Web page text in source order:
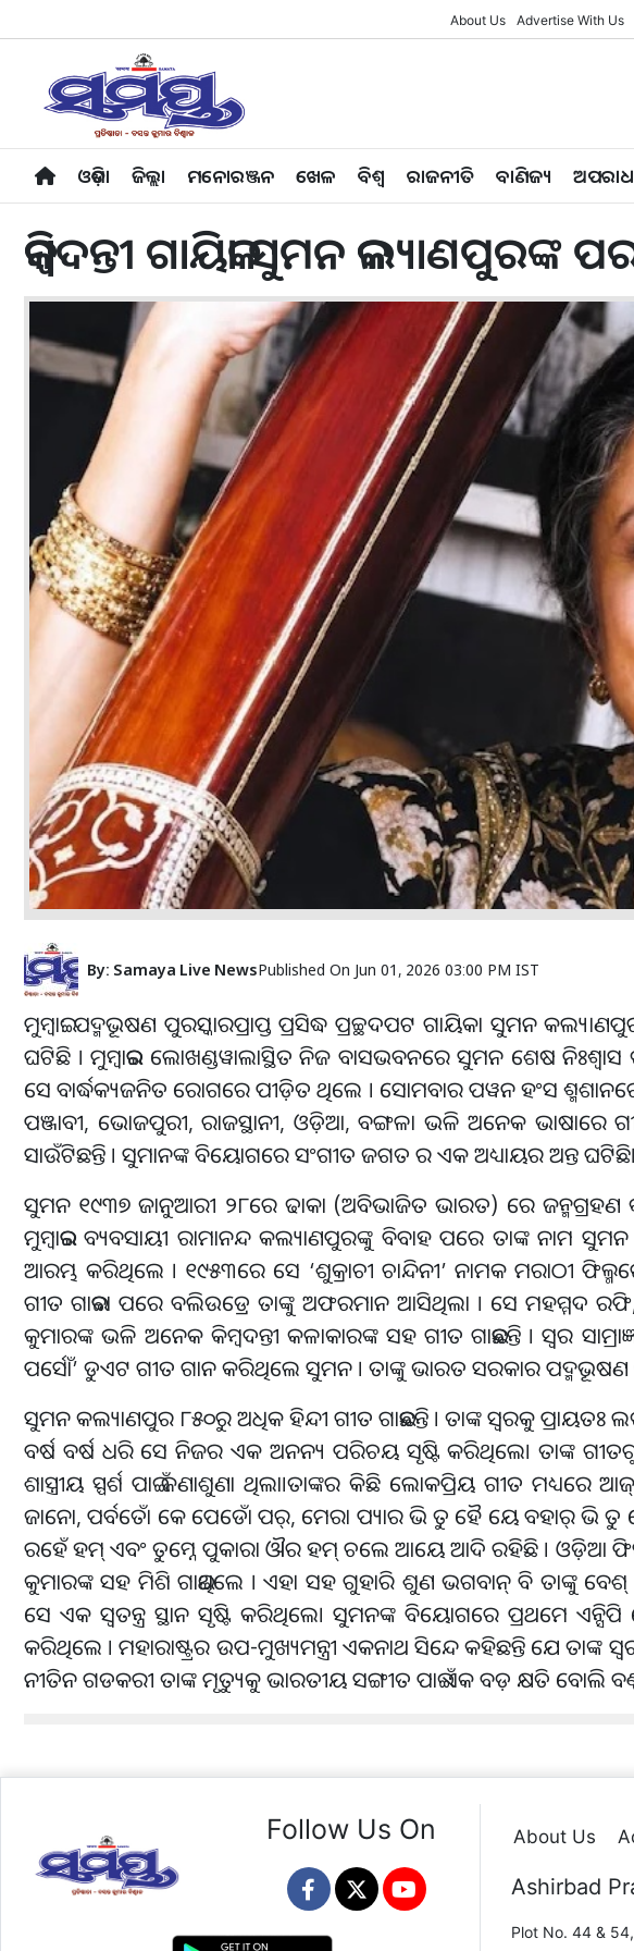
About Us Advertise With Us
ଓଡ଼ିଶା ଜିଲ୍ଲା ମନୋରଞ୍ଜନ ଖେଳ ବିଶ୍ବ ରାଜନୀତି ବାଣିଜ୍ୟ ଅପରାଧ
କିମ୍ବଦନ୍ତୀ ଗାୟିକା ସୁମନ କଲ୍ୟାଣପୁରଙ୍କ
By: Samaya Live NewsPublished On Jun 01, 2026 03:00 PM IST
ମୁମ୍ବାଇ: ପଦ୍ମଭୂଷଣ ପୁରସ୍କାରପ୍ରାପ୍ତ ପ୍ରସିଦ୍ଧ ପ୍ରଚ୍ଛଦପଟ ଗାୟିକା ସୁମନ
ଘଟିଛି । ମୁମ୍ବାଇର ଲୋଖଣ୍ଡୱାଲାସ୍ଥିତ ନିଜ ବାସଭବନରେ ସୁମନ ଶେଷ ନିଃଶ୍ୱାସ
ସେ ବାର୍ଦ୍ଧକ୍ୟଜନିତ ରୋଗରେ ପୀଡ଼ିତ ଥିଲେ । ସୋମବାର ପୱନ ହଂସ
ପଞ୍ଜାବୀ, ଭୋଜପୁରୀ, ରାଜସ୍ଥାନୀ, ଓଡ଼ିଆ, ବଙ୍ଗଳା ଭଳି ଅନେକ ଭାଷାରେ
ସାଉଁଟିଛନ୍ତି । ସୁମାନଙ୍କ ବିୟୋଗରେ ସଂଗୀତ ଜଗତ ର ଏକ ଅଧ୍ୟାୟର ଅନ୍ତ ଘଟିଛି।
ସୁମନ ୧୯୩୭ ଜାନୁଆରୀ ୨୮ରେ ଢାକା (ଅବିଭାଜିତ ଭାରତ) ରେ ଜନ୍ମଗ୍ରହଣ
ମୁମ୍ବାଇର ବ୍ୟବସାୟୀ ରାମାନନ୍ଦ କଲ୍ୟାଣପୁରଙ୍କୁ ବିବାହ ପରେ ତାଙ୍କ ନାମ
ଆରମ୍ଭ କରିଥିଲେ । ୧୯୫୩ରେ ସେ ‘ଶୁକ୍ରାଚୀ ଚାନ୍ଦିନୀ’ ନାମକ ମରାଠୀ
ଗୀତ ଗାଇବା ପରେ ବଲିଉଡ୍ରେ ତାଙ୍କୁ ଅଫରମାନ ଆସିଥିଲା । ସେ ମହମ୍ମଦ
କୁମାରଙ୍କ ଭଳି ଅନେକ କିମ୍ବଦନ୍ତୀ କଳାକାରଙ୍କ ସହ ଗୀତ ଗାଇଛନ୍ତି । ସ୍ୱର
ପର୍ସୋଁ’ ଡୁଏଟ ଗୀତ ଗାନ କରିଥିଲେ ସୁମନ । ତାଙ୍କୁ ଭାରତ ସରକାର ପଦ୍ମଭୂଷଣ
ସୁମନ କଲ୍ୟାଣପୁର ୮୫୦ରୁ ଅଧିକ ହିନ୍ଦୀ ଗୀତ ଗାଇଛନ୍ତି । ତାଙ୍କ ସ୍ୱରକୁ
ବର୍ଷ ବର୍ଷ ଧରି ସେ ନିଜର ଏକ ଅନନ୍ୟ ପରିଚୟ ସୃଷ୍ଟି କରିଥିଲେ। ତାଙ୍କ
ଶାସ୍ତ୍ରୀୟ ସ୍ପର୍ଶ ପାଇଁ ଜଣାଶୁଣା ଥିଲା।ତାଙ୍କର କିଛି ଲୋକପ୍ରିୟ ଗୀତ
ଜାନୋ, ପର୍ବତୋଁ କେ ପେଡୋଁ ପର୍, ମେରା ପ୍ୟାର ଭି ତୁ ହୈ ୟେ ବହାର୍ ଭି ତୁ
ରହେଁ ହମ୍ ଏବଂ ତୁମ୍ନେ ପୁକାରା ଔର ହମ୍ ଚଲେ ଆୟେ ଆଦି ରହିଛି । ଓଡ଼ିଆ
କୁମାରଙ୍କ ସହ ମିଶି ଗାଇଥିଲେ । ଏହା ସହ ଗୁହାରି ଶୁଣ ଭଗବାନ୍ ବି ତାଙ୍କୁ
ସେ ଏକ ସ୍ୱତନ୍ତ୍ର ସ୍ଥାନ ସୃଷ୍ଟି କରିଥିଲେ। ସୁମନଙ୍କ ବିୟୋଗରେ ପ୍ରଥମେ
କରିଥିଲେ । ମହାରାଷ୍ଟ୍ରର ଉପ-ମୁଖ୍ୟମନ୍ତ୍ରୀ ଏକନାଥ ସିନ୍ଦେ କହିଛନ୍ତି ଯେ ତାଙ୍କ
ନୀତିନ ଗଡକରୀ ତାଙ୍କ ମୃତ୍ୟୁକୁ ଭାରତୀୟ ସଙ୍ଗୀତ ପାଇଁ ଏକ ବଡ଼ କ୍ଷତି ବୋଲି
Follow Us On About Us
Ashirbad
Plot No. 44 &